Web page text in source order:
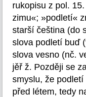
rukopisu z pol.
zimu«; »podletí«
starší čeština (do
slova podletí buď
slova vesno (nč.
jěř ž. Později se
smyslu, že
před létem, tedy